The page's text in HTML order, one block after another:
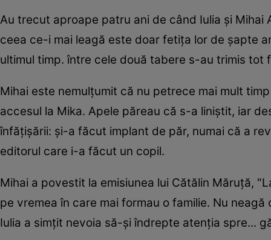
Au trecut aproape patru ani de când Iulia și
ceea ce-i mai leagă este doar fetița lor de șapte
ultimul timp. între cele două tabere s-au trimis tot
Mihai este nemulțumit că nu petrece mai mult
accesul la Mika. Apele păreau că s-a liniștit, iar
înfățișării: și-a făcut implant de păr, numai că a
editorul care i-a făcut un copil.
Mihai a povestit la emisiunea lui Cătălin Măruță,
pe vremea în care mai formau o familie. Nu
Iulia a simțit nevoia să-și îndrepte atenția spre...